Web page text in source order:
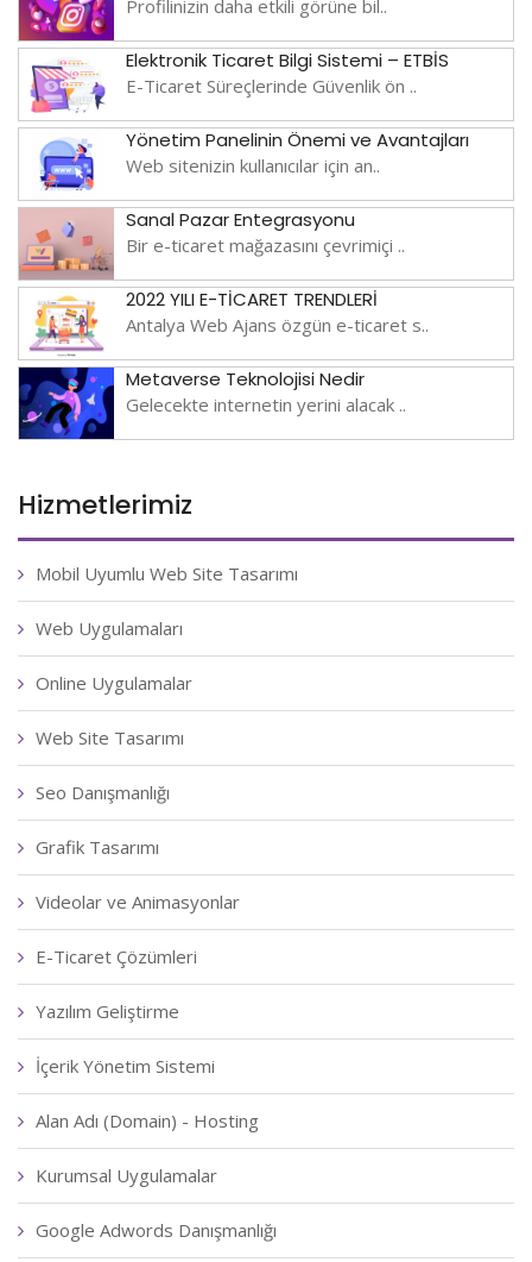
Profilinizin daha etkili görüne bil..
Elektronik Ticaret Bilgi Sistemi – ETBİS
E-Ticaret Süreçlerinde Güvenlik ön ..
Yönetim Panelinin Önemi ve Avantajları
Web sitenizin kullanıcılar için an..
Sanal Pazar Entegrasyonu
Bir e-ticaret mağazasını çevrimiçi ..
2022 YILI E-TİCARET TRENDLERİ
Antalya Web Ajans özgün e-ticaret s..
Metaverse Teknolojisi Nedir
Gelecekte internetin yerini alacak ..
Hizmetlerimiz
Mobil Uyumlu Web Site Tasarımı
Web Uygulamaları
Online Uygulamalar
Web Site Tasarımı
Seo Danışmanlığı
Grafik Tasarımı
Videolar ve Animasyonlar
E-Ticaret Çözümleri
Yazılım Geliştirme
İçerik Yönetim Sistemi
Alan Adı (Domain) - Hosting
Kurumsal Uygulamalar
Google Adwords Danışmanlığı